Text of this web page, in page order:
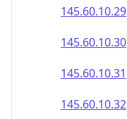
145.60.10.29
145.60.10.30
145.60.10.31
145.60.10.32